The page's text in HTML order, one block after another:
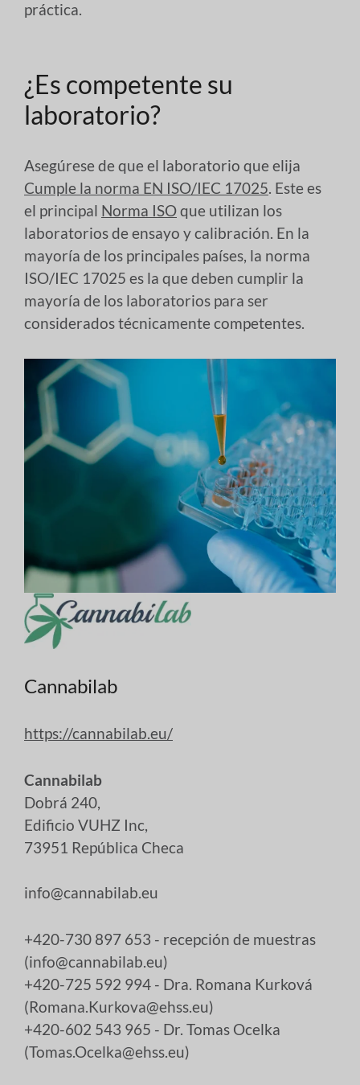
práctica.
¿Es competente su
laboratorio?
Asegúrese de que el laboratorio que elija
Cumple la norma EN ISO/IEC 17025. Este es
el principal Norma ISOque utilizan los
laboratorios de ensayo y calibración. En la
mayoría de los principales países, la norma
ISO/IEC 17025 es la que deben cumplir la
mayoría de los laboratorios para ser
considerados técnicamente competentes.
Cannabilab
https://cannabilab.eu/
Cannabilab
Dobrá 240,
Edificio VUHZ Inc,
73951 República Checa
info@cannabilab.eu
+420-730 897 653 - recepción de muestras
(info@cannabilab.eu)
+420-725 592 994 - Dra. Romana Kurková
(Romana.Kurkova@ehss.eu)
+420-602 543 965 - Dr. Tomas Ocelka
(Tomas.Ocelka@ehss.eu)